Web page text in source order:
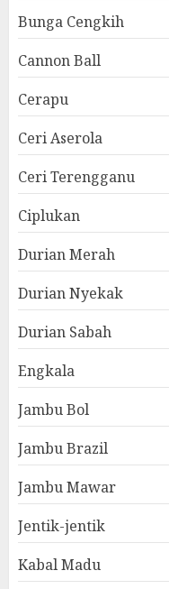
Bunga Cengkih
Cannon Ball
Cerapu
Ceri Aserola
Ceri Terengganu
Ciplukan
Durian Merah
Durian Nyekak
Durian Sabah
Engkala
Jambu Bol
Jambu Brazil
Jambu Mawar
Jentik-jentik
Kabal Madu